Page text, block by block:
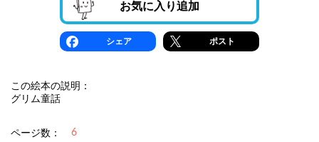
お気に入り追加
シェア ポスト
この絵本の説明：
グリム童話
ページ数： 6